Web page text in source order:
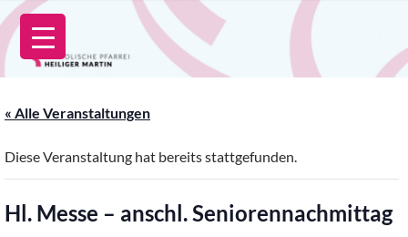
Zum
Inhalt
springen
« Alle Veranstaltungen
Diese Veranstaltung hat bereits stattgefunden.
Hl. Messe – anschl. Seniorennachmittag